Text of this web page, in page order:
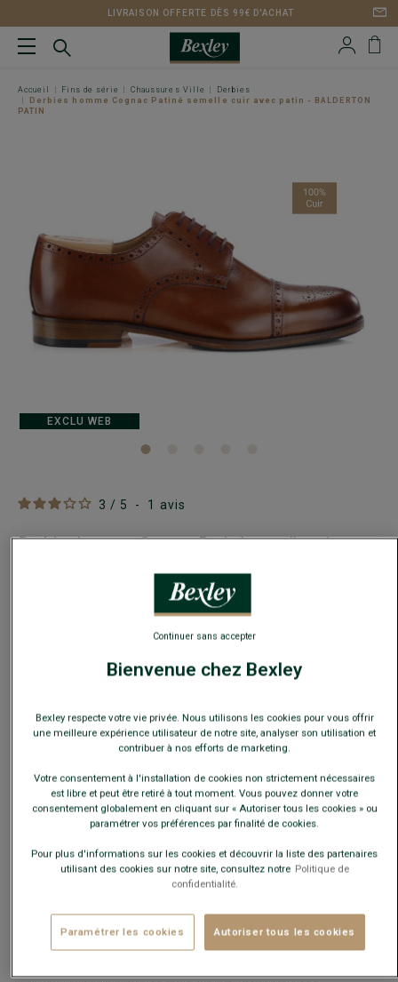
LIVRAISON OFFERTE DÈS 99€ D'ACHAT
Accueil Fins de série Chaussures Ville
Derbies
Derbies homme Cognac Patiné semelle cuir avec patin - BALDERTON
PATIN
3 / 5 - 1 avis
Derbies homme Cognac Patiné semelle cuir avec
Derby homme - Chaussures de ville
Payez en plusieurs fois dès 199€ d'achat
Ce modèle chausse grand, choisir la pointure en-dessous
de votre pointure habituelle.
Guide des tailles
+ AJOUTER AU PANIER
EXCLU WEB
Bienvenue chez Bexley
Bexley respecte votre vie privée. Nous utilisons les cookies pour vous offrir
une meilleure expérience utilisateur de notre site, analyser son utilisation et
contribuer à nos efforts de marketing.
Votre consentement à l'installation de cookies non strictement nécessaires
est libre et peut être retiré à tout moment. Vous pouvez donner votre
consentement globalement en cliquant sur « Autoriser tous les cookies » ou
paramétrer vos préférences par finalité de cookies.
Pour plus d'informations sur les cookies et découvrir la liste des partenaires
utilisant des cookies sur notre site, consultez notre Politique de
confidentialité.
Paramétrer les cookies Autoriser tous les cookies
Continuer sans accepter